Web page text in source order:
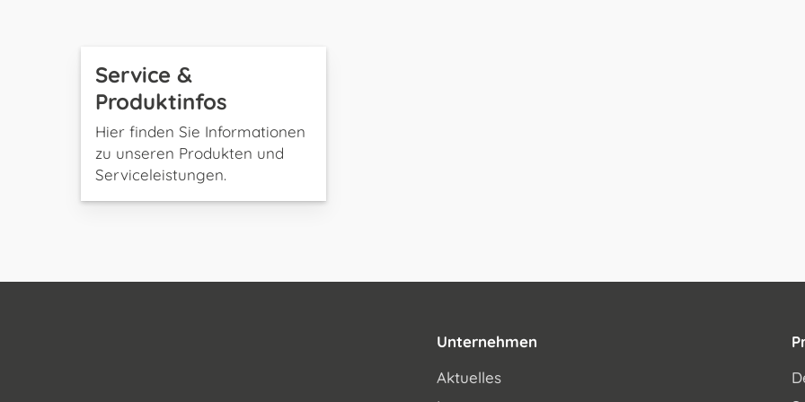
Service &
Produktinfos
Hier finden Sie Informationen
zu unseren Produkten und
Serviceleistungen.
Unternehmen
Aktuelles